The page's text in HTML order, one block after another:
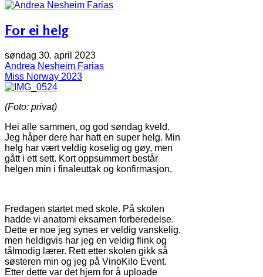
For ei helg
søndag 30. april 2023
Andrea Nesheim Farias
Miss Norway 2023
(Foto: privat)
Hei alle sammen, og god søndag kveld.
Jeg håper dere har hatt en super helg. Min
helg har vært veldig koselig og gøy, men
gått i ett sett. Kort oppsummert består
helgen min i finaleuttak og konfirmasjon.
Fredagen startet med skole. På skolen
hadde vi anatomi eksamen forberedelse.
Dette er noe jeg synes er veldig vanskelig,
men heldigvis har jeg en veldig flink og
tålmodig lærer. Rett etter skolen gikk så
søsteren min og jeg på VinoKilo Event.
Etter dette var det hjem for å uploade